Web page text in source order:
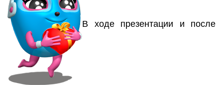
В ходе презентации и после